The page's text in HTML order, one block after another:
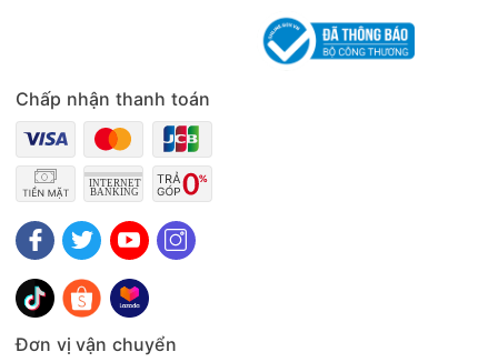
Chấp nhận thanh toán
Đơn vị vận chuyển